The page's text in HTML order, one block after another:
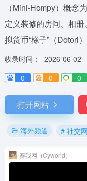
（Mini-Hompy）概念
定义装修的房间、相
拟货币“橡子”（Dotori
收录时间：
2026-06-02
0
0 0
打开网站
海外频道 # 社交
赛我网（Cyworld）